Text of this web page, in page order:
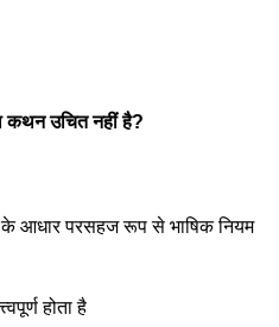
कथन उचित नहीं है?
के आधार परसहज रूप से भाषिक नियम
होता है